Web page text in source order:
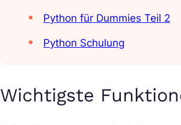
Python für Dummies Teil 2
Python Schulung
Wichtigste